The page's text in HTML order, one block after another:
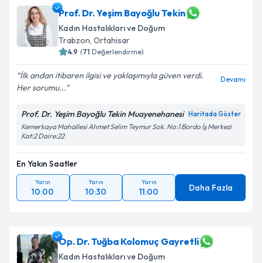
Prof. Dr. Yeşim Bayoğlu Tekin
Kadın Hastalıkları ve Doğum
Trabzon, Ortahisar
4.9 (71 Değerlendirme)
İlk andan itibaren ilgisi ve yaklaşımıyla güven verdi.
Her sorumu...
Devamı
Prof. Dr. Yeşim Bayoğlu Tekin Muayenehanesi Haritada Göster
Kemerkaya Mahallesi Ahmet Selim Teymur Sok. No:1 Bordo İş Merkezi
Kat:2 Daire:22
En Yakın Saatler
Yarın
10:00
Yarın
10:30
Yarın
11:00 Daha Fazla
Op. Dr. Tuğba Kolomuç Gayretli
Kadın Hastalıkları ve Doğum